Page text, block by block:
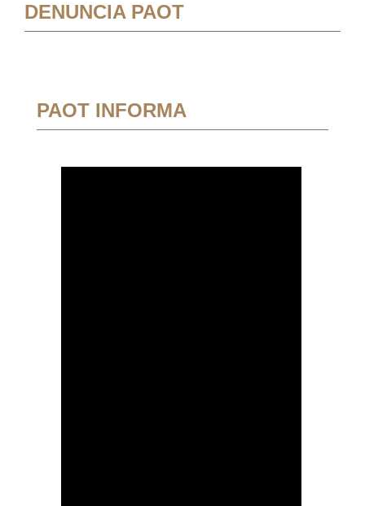
DENUNCIA PAOT
PAOT INFORMA